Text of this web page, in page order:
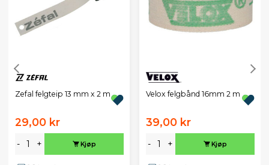
Zefal felgteip 13 mm x 2 m
29,00 kr
- + Kjøp
Velox felgbånd 16mm 2 m
39,00 kr
- + Kjøp